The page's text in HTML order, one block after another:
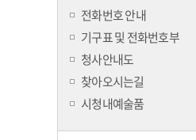
전화번호 안내
기구표 및 전화번호부
청사안내도
찾아오시는길
시청내예술품